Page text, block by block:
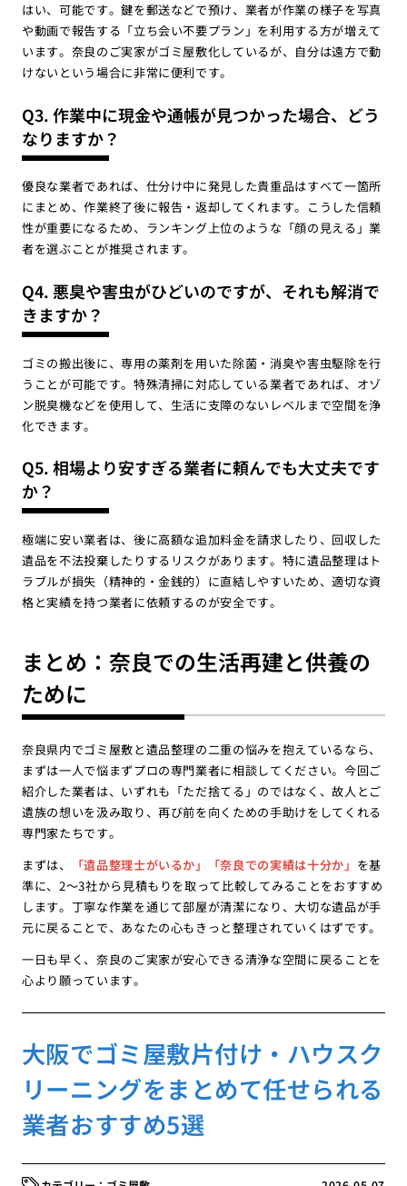
はい、可能です。鍵を郵送などで預け、業者が作業の様子を写真
や動画で報告する「立ち会い不要プラン」を利用する方が増えて
います。奈良のご実家がゴミ屋敷化しているが、自分は遠方で動
けないという場合に非常に便利です。
Q3. 作業中に現金や通帳が見つかった場合、どう
なりますか？
優良な業者であれば、仕分け中に発見した貴重品はすべて一箇所
にまとめ、作業終了後に報告・返却してくれます。こうした信頼
性が重要になるため、ランキング上位のような「顔の見える」業
者を選ぶことが推奨されます。
Q4. 悪臭や害虫がひどいのですが、それも解消で
きますか？
ゴミの搬出後に、専用の薬剤を用いた除菌・消臭や害虫駆除を行
うことが可能です。特殊清掃に対応している業者であれば、オゾ
ン脱臭機などを使用して、生活に支障のないレベルまで空間を浄
化できます。
Q5. 相場より安すぎる業者に頼んでも大丈夫です
か？
極端に安い業者は、後に高額な追加料金を請求したり、回収した
遺品を不法投棄したりするリスクがあります。特に遺品整理はト
ラブルが損失（精神的・金銭的）に直結しやすいため、適切な資
格と実績を持つ業者に依頼するのが安全です。
まとめ：奈良での生活再建と供養の
ために
奈良県内でゴミ屋敷と遺品整理の二重の悩みを抱えているなら、
まずは一人で悩まずプロの専門業者に相談してください。今回ご
紹介した業者は、いずれも「ただ捨てる」のではなく、故人とご
遺族の想いを汲み取り、再び前を向くための手助けをしてくれる
専門家たちです。
まずは、
「遺品整理士がいるか」「奈良での実績は十分か」 を基
準に、2〜3社から見積もりを取って比較してみることをおすすめ
します。丁寧な作業を通じて部屋が清潔になり、大切な遺品が手
元に戻ることで、あなたの心もきっと整理されていくはずです。
一日も早く、奈良のご実家が安心できる清浄な空間に戻ることを
心より願っています。
大阪でゴミ屋敷片付け・ハウスク
リーニングをまとめて任せられる
業者おすすめ5選